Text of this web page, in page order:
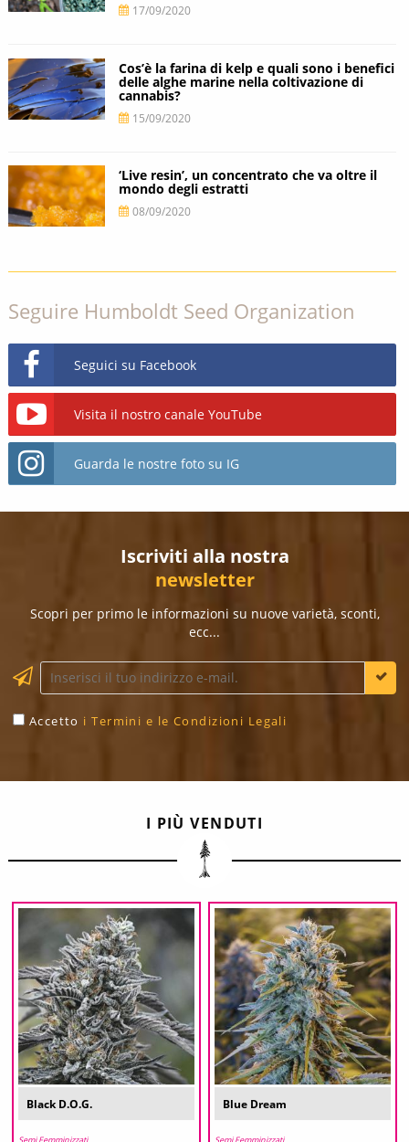
17/09/2020
Cos’è la farina di kelp e quali sono i benefici
delle alghe marine nella coltivazione di
cannabis?
15/09/2020
‘Live resin’, un concentrato che va oltre il
mondo degli estratti
08/09/2020
Seguire Humboldt Seed Organization
Seguici su Facebook
Visita il nostro canale YouTube
Guarda le nostre foto su IG
Iscriviti alla nostra
newsletter
Scopri per primo le informazioni su nuove varietà, sconti,
ecc...
Accetto i Termini e le Condizioni Legali
I PIÙ VENDUTI
Black D.O.G. Blue Dream